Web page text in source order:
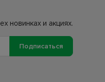
новинках и акциях.
Подписаться